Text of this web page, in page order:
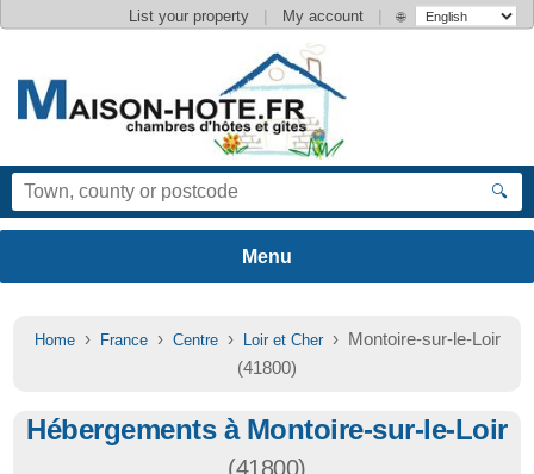
List your property | My account | 🌐
🔍
Home› France› Centre› Loir et Cher› Montoire-sur-le-Loir
(41800)
Hébergements à Montoire-sur-le-Loir
(41800)